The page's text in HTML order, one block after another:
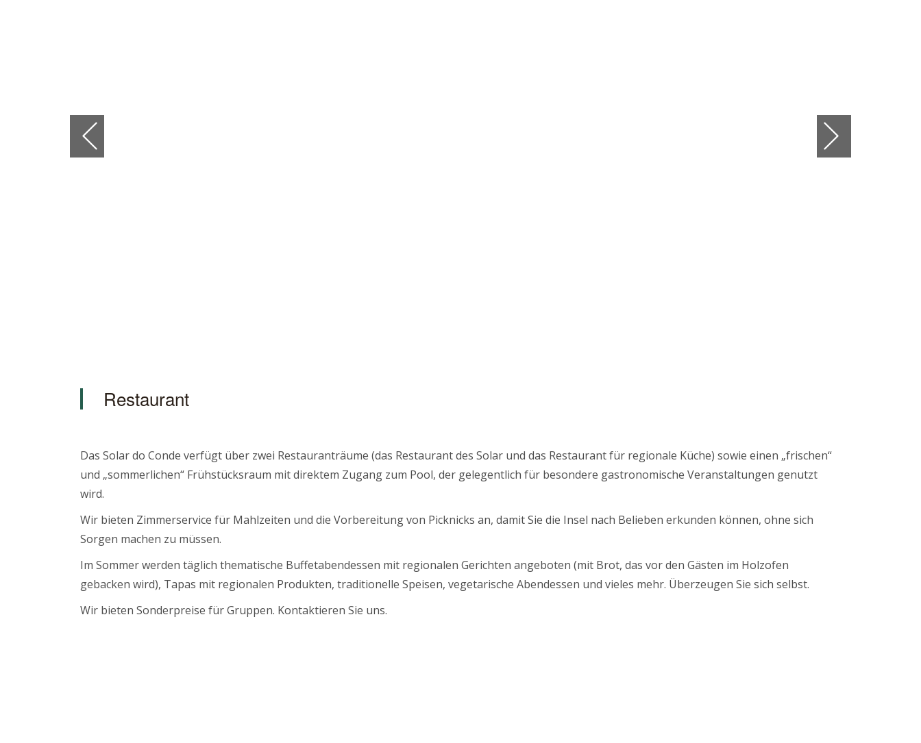
Restaurant
Das Solar do Conde verfügt über zwei Restauranträume (das Restaurant des Solar und das Restaurant für regionale Küche) sowie einen „frischen“
und „sommerlichen“ Frühstücksraum mit direktem Zugang zum Pool, der gelegentlich für besondere gastronomische Veranstaltungen genutzt
wird.
Wir bieten Zimmerservice für Mahlzeiten und die Vorbereitung von Picknicks an, damit Sie die Insel nach Belieben erkunden können, ohne sich
Sorgen machen zu müssen.
Im Sommer werden täglich thematische Buffetabendessen mit regionalen Gerichten angeboten (mit Brot, das vor den Gästen im Holzofen
gebacken wird), Tapas mit regionalen Produkten, traditionelle Speisen, vegetarische Abendessen und vieles mehr. Überzeugen Sie sich selbst.
Wir bieten Sonderpreise für Gruppen. Kontaktieren Sie uns.